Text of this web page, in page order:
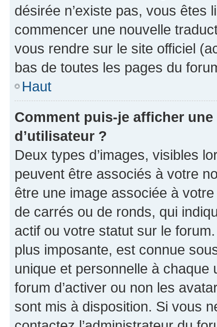
désirée n’existe pas, vous êtes
commencer une nouvelle
vous rendre sur le site officiel
bas de toutes les pages du
Haut
Comment puis-je afficher
d’utilisateur ?
Deux types d’images, visibles
peuvent être associés à votre
être une image associée à
de carrés ou de ronds, qui
actif ou votre statut sur le
plus imposante, est connue
unique et personnelle à chaque
forum d’activer ou non les
sont mis à disposition. Si vous